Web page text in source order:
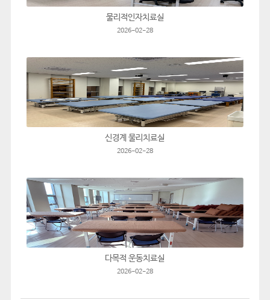
물리적인자치료실
2026-02-28
신경계 물리치료실
2026-02-28
다목적 운동치료실
2026-02-28